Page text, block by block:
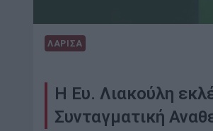
ΛΑΡΙΣΑ
Η Ευ. Λιακούλη
Συνταγματική